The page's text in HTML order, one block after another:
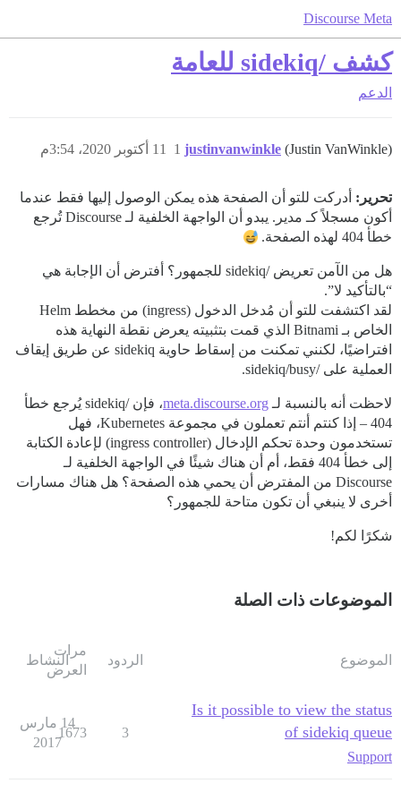
Discourse Meta
كشف /sidekiq للعامة
الدعم
justinvanwinkle (Justin VanWinkle) 11 أكتوبر 2020، 3:54م 1
تحرير: أدركت للتو أن الصفحة هذه يمكن الوصول إليها فقط عندما
أكون مسجلاً كـ مدير. يبدو أن الواجهة الخلفية لـ Discourse تُرجع
خطأ 404 لهذه الصفحة.
هل من الآمن تعريض /sidekiq للجمهور؟ أفترض أن الإجابة هي
“بالتأكيد لا”.
لقد اكتشفت للتو أن مُدخل الدخول (ingress) من مخطط Helm
الخاص بـ Bitnami الذي قمت بتثبيته يعرض نقطة النهاية هذه
افتراضيًا، لكنني تمكنت من إسقاط حاوية sidekiq عن طريق إيقاف
العملية على /sidekiq/busy.
لاحظت أنه بالنسبة لـ meta.discourse.org
، فإن /sidekiq يُرجع خطأ
404 – إذا كنتم أنتم تعملون في مجموعة Kubernetes، فهل
تستخدمون وحدة تحكم الإدخال (ingress controller) لإعادة الكتابة
إلى خطأ 404 فقط، أم أن هناك شيئًا في الواجهة الخلفية لـ
Discourse من المفترض أن يحمي هذه الصفحة؟ هل هناك مسارات
أخرى لا ينبغي أن تكون متاحة للجمهور؟
شكرًا لكم!
الموضوعات ذات الصلة
الموضوع الردود
مرات
العرض
النشاط
Is it possible to view the status
of sidekiq queue
Support
3
1673
14 مارس
2017